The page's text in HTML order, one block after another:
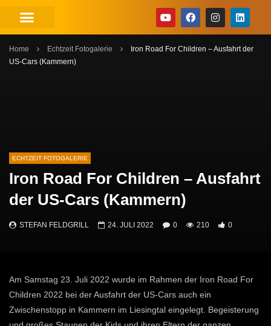
Home Echtzeit Fotogalerie
Iron Road For Children – Ausfahrt der
US-Cars (Kammern)
ECHTZEIT FOTOGALERIE
Iron Road For Children – Ausfahrt
der US-Cars (Kammern)
STEFAN FELDGRILL 24. JULI 2022 0 210 0
Am Samstag 23. Juli 2022 wurde im Rahmen der Iron Road For
Children 2022 bei der Ausfahrt der US-Cars auch ein
Zwischenstopp in Kammern im Liesingtal eingelegt. Begeisterung